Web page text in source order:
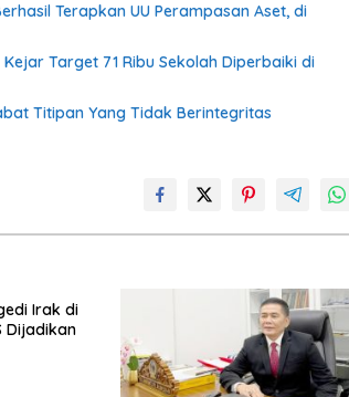
Terapkan UU Perampasan Aset, di
Target 71 Ribu Sekolah Diperbaiki di
Titipan Yang Tidak Berintegritas
Irak di
Dijadikan